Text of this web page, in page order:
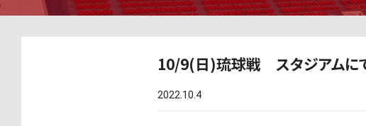
10/9(日)琉球戦 スタジアムにて
2022.10.4